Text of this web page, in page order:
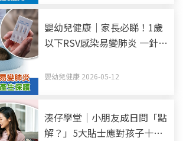
嬰幼兒健康｜家長必睇！1歲
以下RSV感染易變肺炎 一針長
嬰幼兒健康 2026-05-12
湊仔學堂｜小朋友成日問「點
解？」5大貼士應對孩子十萬